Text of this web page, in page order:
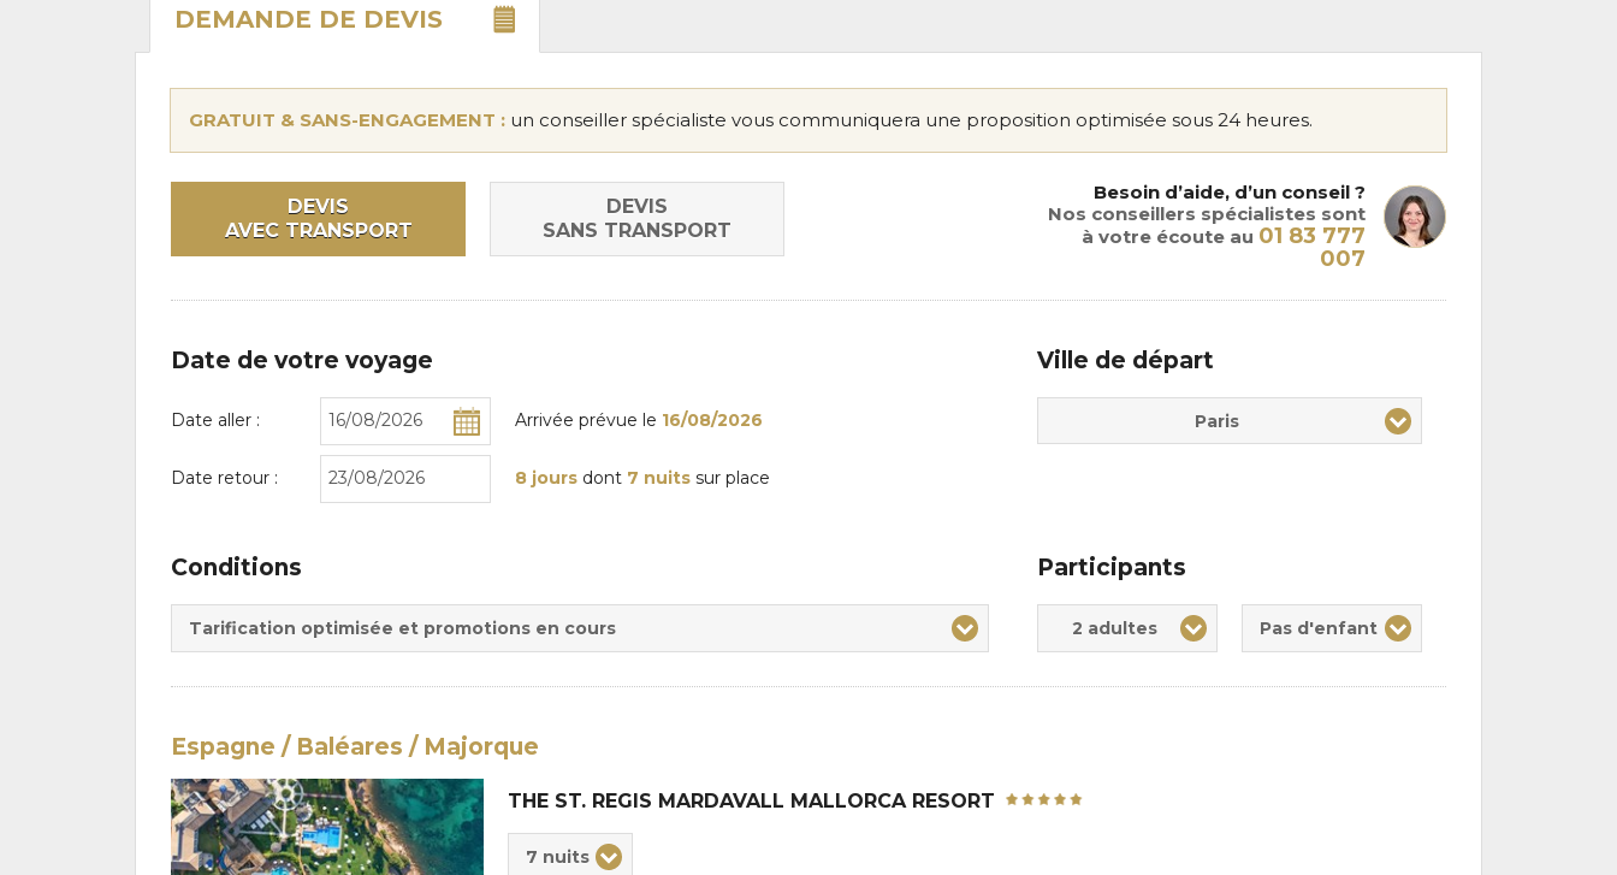
DEMANDE DE DEVIS
GRATUIT & SANS-ENGAGEMENT : un conseiller spécialiste vous communiquera une proposition optimisée sous 24 heures.
DEVIS
AVEC TRANSPORT
DEVIS
SANS TRANSPORT
Besoin d’aide, d’un conseil ?
Nos conseillers spécialistes sont
à votre écoute au 01 83 777
007
Date de votre voyage
Date aller : Arrivée prévue le 16/08/2026
Date retour : 8 jours dont 7 nuits sur place
Ville de départ
Paris
Conditions
Tarification optimisée et promotions en cours
Participants
2 adultes Pas d'enfant
Espagne / Baléares / Majorque
THE ST. REGIS MARDAVALL MALLORCA RESORT
7 nuits